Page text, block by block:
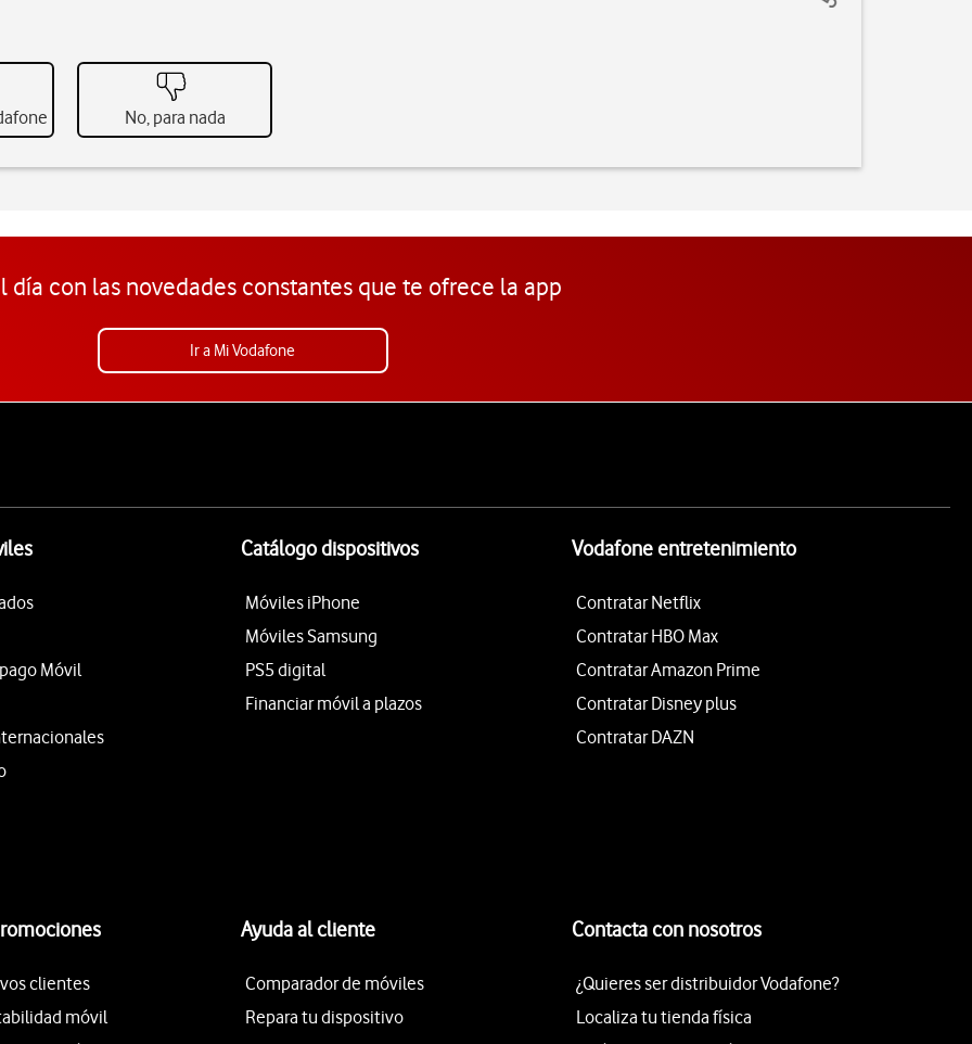
No, para nada
día con las novedades constantes que te ofrece la app
Ir a Mi Vodafone
Móvil
Catálogo dispositivos
Móviles iPhone
Móviles Samsung
PS5 digital
Financiar móvil a plazos
Vodafone entretenimiento
Contratar Netflix
Contratar HBO Max
Contratar Amazon Prime
Contratar Disney plus
Contratar DAZN
clientes
móvil
Ayuda al cliente
Comparador de móviles
Repara tu dispositivo
Contacta con nosotros
¿Quieres ser distribuidor Vodafone?
Localiza tu tienda física